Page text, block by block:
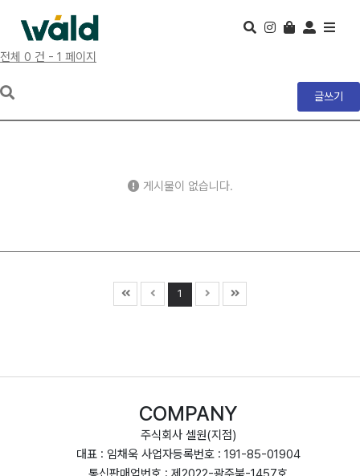
전체 0 건 - 1 페이지
글쓰기
게시물이 없습니다.
1
COMPANY
주식회사 셀원(지점)
대표 : 임채욱 사업자등록번호 : 191-85-01904